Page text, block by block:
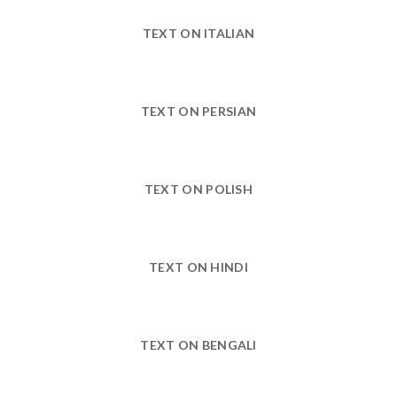
TEXT ON ITALIAN
TEXT ON PERSIAN
TEXT ON POLISH
TEXT ON HINDI
TEXT ON BENGALI